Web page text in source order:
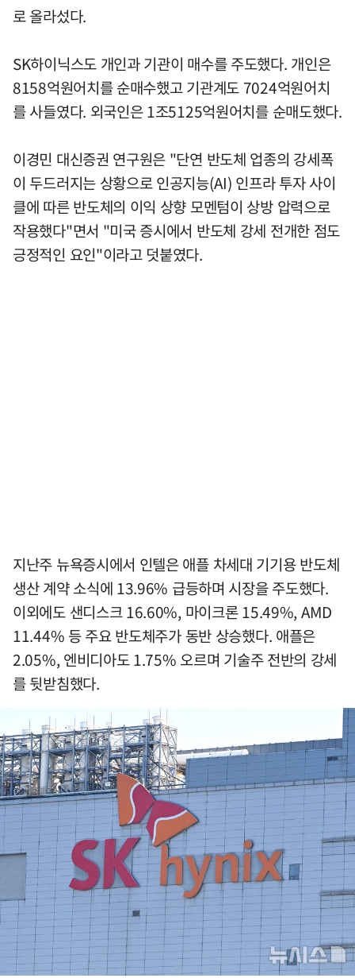
로 올라섰다.
SK하이닉스도 개인과 기관이 매수를 주도했다. 개인은
8158억원어치를 순매수했고 기관계도 7024억원어치
를 사들였다. 외국인은 1조5125억원어치를 순매도했다.
이경민 대신증권 연구원은 "단연 반도체 업종의 강세폭
이 두드러지는 상황으로 인공지능(AI) 인프라 투자 사이
클에 따른 반도체의 이익 상향 모멘텀이 상방 압력으로
작용했다"면서 "미국 증시에서 반도체 강세 전개한 점도
긍정적인 요인"이라고 덧붙였다.
지난주 뉴욕증시에서 인텔은 애플 차세대 기기용 반도체
생산 계약 소식에 13.96% 급등하며 시장을 주도했다.
이외에도 샌디스크 16.60%, 마이크론 15.49%, AMD
11.44% 등 주요 반도체주가 동반 상승했다. 애플은
2.05%, 엔비디아도 1.75% 오르며 기술주 전반의 강세
를 뒷받침했다.